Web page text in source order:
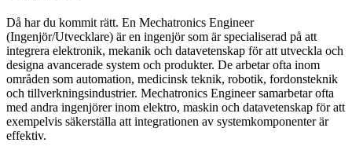
Då har du kommit rätt. En Mechatronics Engineer
(Ingenjör/Utvecklare) är en ingenjör som är specialiserad på att
integrera elektronik, mekanik och datavetenskap för att utveckla och
designa avancerade system och produkter. De arbetar ofta inom
områden som automation, medicinsk teknik, robotik, fordonsteknik
och tillverkningsindustrier. Mechatronics Engineer samarbetar ofta
med andra ingenjörer inom elektro, maskin och datavetenskap för att
exempelvis säkerställa att integrationen av systemkomponenter är
effektiv.